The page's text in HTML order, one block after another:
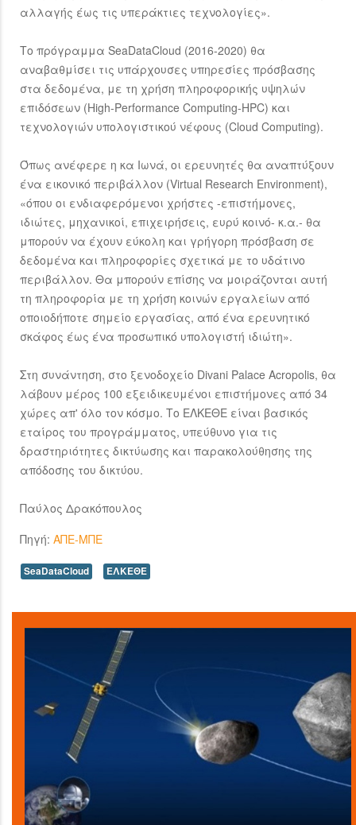
αλλαγής έως τις υπεράκτιες τεχνολογίες».
Tο πρόγραμμα SeaDataCloud (2016-2020) θα
αναβαθμίσει τις υπάρχουσες υπηρεσίες πρόσβασης
στα δεδομένα, με τη χρήση πληροφορικής υψηλών
επιδόσεων (High-Performance Computing-HPC) και
τεχνολογιών υπολογιστικού νέφους (Cloud Computing).
Όπως ανέφερε η κα Ιωνά, οι ερευνητές θα αναπτύξουν
ένα εικονικό περιβάλλον (Virtual Research Environment),
«όπου οι ενδιαφερόμενοι χρήστες -επιστήμονες,
ιδιώτες, μηχανικοί, επιχειρήσεις, ευρύ κοινό- κ.α.- θα
μπορούν να έχουν εύκολη και γρήγορη πρόσβαση σε
δεδομένα και πληροφορίες σχετικά με το υδάτινο
περιβάλλον. Θα μπορούν επίσης να μοιράζονται αυτή
τη πληροφορία με τη χρήση κοινών εργαλείων από
οποιοδήποτε σημείο εργασίας, από ένα ερευνητικό
σκάφος έως ένα προσωπικό υπολογιστή ιδιώτη».
Στη συνάντηση, στο ξενοδοχείο Divani Palace Acropolis, θα
λάβουν μέρος 100 εξειδικευμένοι επιστήμονες από 34
χώρες απ' όλο τον κόσμο. Το ΕΛΚΕΘΕ είναι βασικός
εταίρος του προγράμματος, υπεύθυνο για τις
δραστηριότητες δικτύωσης και παρακολούθησης της
απόδοσης του δικτύου.
Παύλος Δρακόπουλος
Πηγή: ΑΠΕ-ΜΠΕ
SeaDataCloud ΕΛΚΕΘΕ